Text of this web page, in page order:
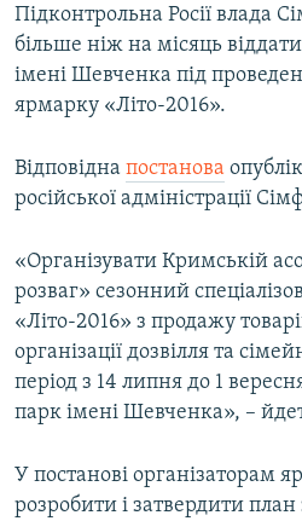
Перейти
до
пошуку
ПОГЛЯД
ІНТЕРВ'Ю
ВСЕ ЗА ДЕНЬ
ДЕПОРТАЦІЯ
СВІДЧЕННЯ ОКУПАЦІЇ
УКРАЇНСЬКА ПРОБЛЕМА КРИМУ
ІНФОГРАФІКА
ЯК ОБІЙТИ БЛОКУВАННЯ
Русский
Qırımtatar
ДОЛУЧАЙСЯ!
Усі сайти RFE/RL
Підконтрольна Росії влада
більше ніж на місяць
імені Шевченка під
ярмарку «Літо-2016».
Відповідна постанова
російської адміністрації
«Організувати Кримській
розваг» сезонний
«Літо-2016» з продажу
організації дозвілля та
період з 14 липня до 1
парк імені Шевченка», –
У постанові організаторам
розробити і затвердити